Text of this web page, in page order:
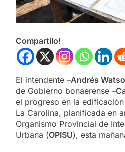
Compartilo!
El intendente –Andrés
de Gobierno bonaerense –
el progreso en la
La Carolina, planificada en
Organismo Provincial de
Urbana (OPISU), esta